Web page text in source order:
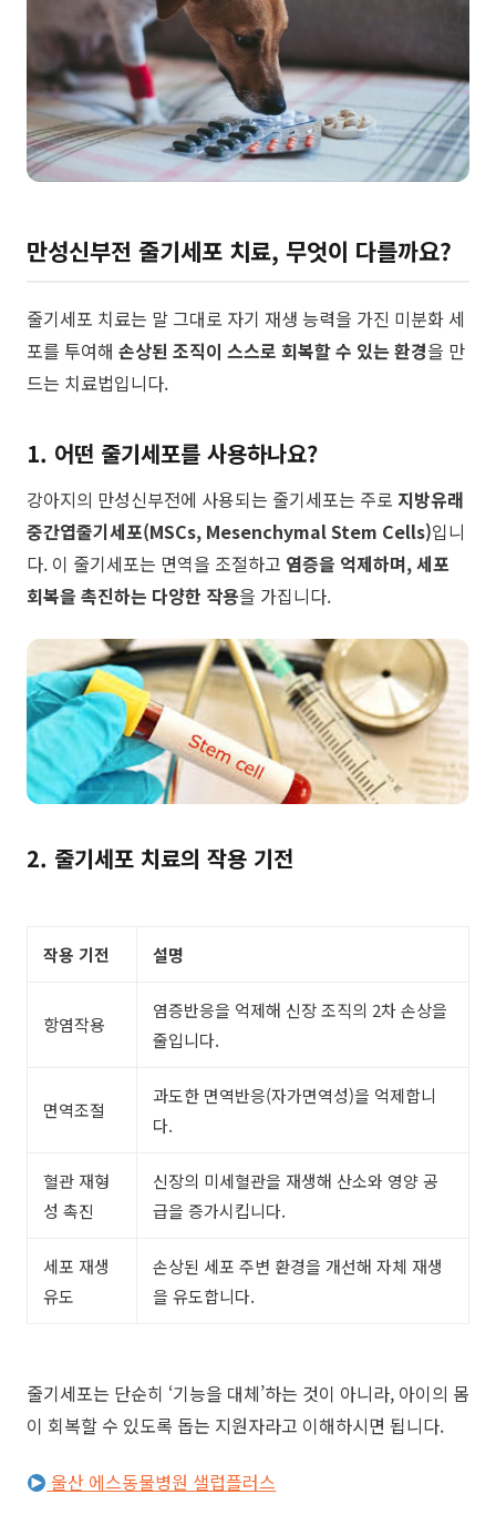
만성신부전 줄기세포 치료, 무엇이 다를까요?
​줄기세포 치료는 말 그대로 자기 재생 능력을 가진 미분화 세
포를 투여해 손상된 조직이 스스로 회복할 수 있는 환경을 만
드는 치료법입니다.
1. 어떤 줄기세포를 사용하나요?
강아지의 만성신부전에 사용되는 줄기세포는 주로 지방유래
중간엽줄기세포(MSCs, Mesenchymal Stem Cells)입니
다. 이 줄기세포는 면역을 조절하고 염증을 억제하며,세포
회복을 촉진하는 다양한 작용을 가집니다.
2. 줄기세포 치료의 작용 기전
작용 기전 설명
항염작용
염증반응을 억제해 신장 조직의 2차 손상을
줄입니다.
면역조절
과도한 면역반응(자가면역성)을 억제합니
다.
혈관 재형
성 촉진
신장의 미세혈관을 재생해 산소와 영양 공
급을 증가시킵니다.
세포 재생
유도
손상된 세포 주변 환경을 개선해 자체 재생
을 유도합니다.
줄기세포는 단순히 ‘기능을 대체’하는 것이 아니라, 아이의 몸
이 회복할 수 있도록 돕는 지원자라고 이해하시면 됩니다.
울산 에스동물병원 샐럽플러스